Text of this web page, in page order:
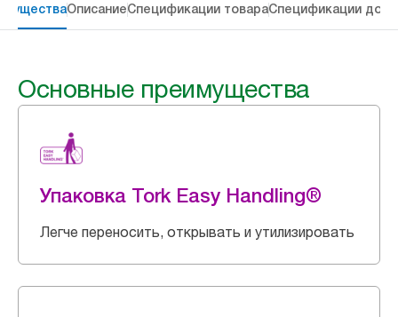
ОписаниеСпецификации товараСпецификации
Основные преимущества
Упаковка Tork Easy Handling®
Легче переносить, открывать и утилизировать